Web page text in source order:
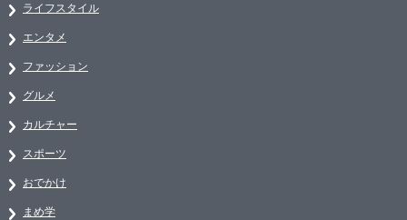
ライフスタイル
エンタメ
ファッション
グルメ
カルチャー
スポーツ
おでかけ
まめ学